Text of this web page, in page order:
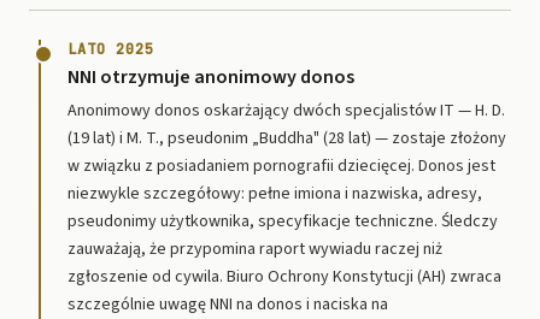
LATO 2025
NNI otrzymuje anonimowy donos
Anonimowy donos oskarżający dwóch specjalistów IT — H. D.
(19 lat) i M. T., pseudonim „Buddha" (28 lat) — zostaje złożony
w związku z posiadaniem pornografii dziecięcej. Donos jest
niezwykle szczegółowy: pełne imiona i nazwiska, adresy,
pseudonimy użytkownika, specyfikacje techniczne. Śledczy
zauważają, że przypomina raport wywiadu raczej niż
zgłoszenie od cywila. Biuro Ochrony Konstytucji (AH) zwraca
szczególnie uwagę NNI na donos i naciska na